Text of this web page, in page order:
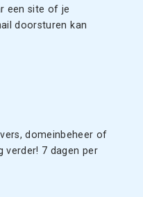
een site of je
doorsturen kan
domeinbeheer of
verder! 7 dagen per